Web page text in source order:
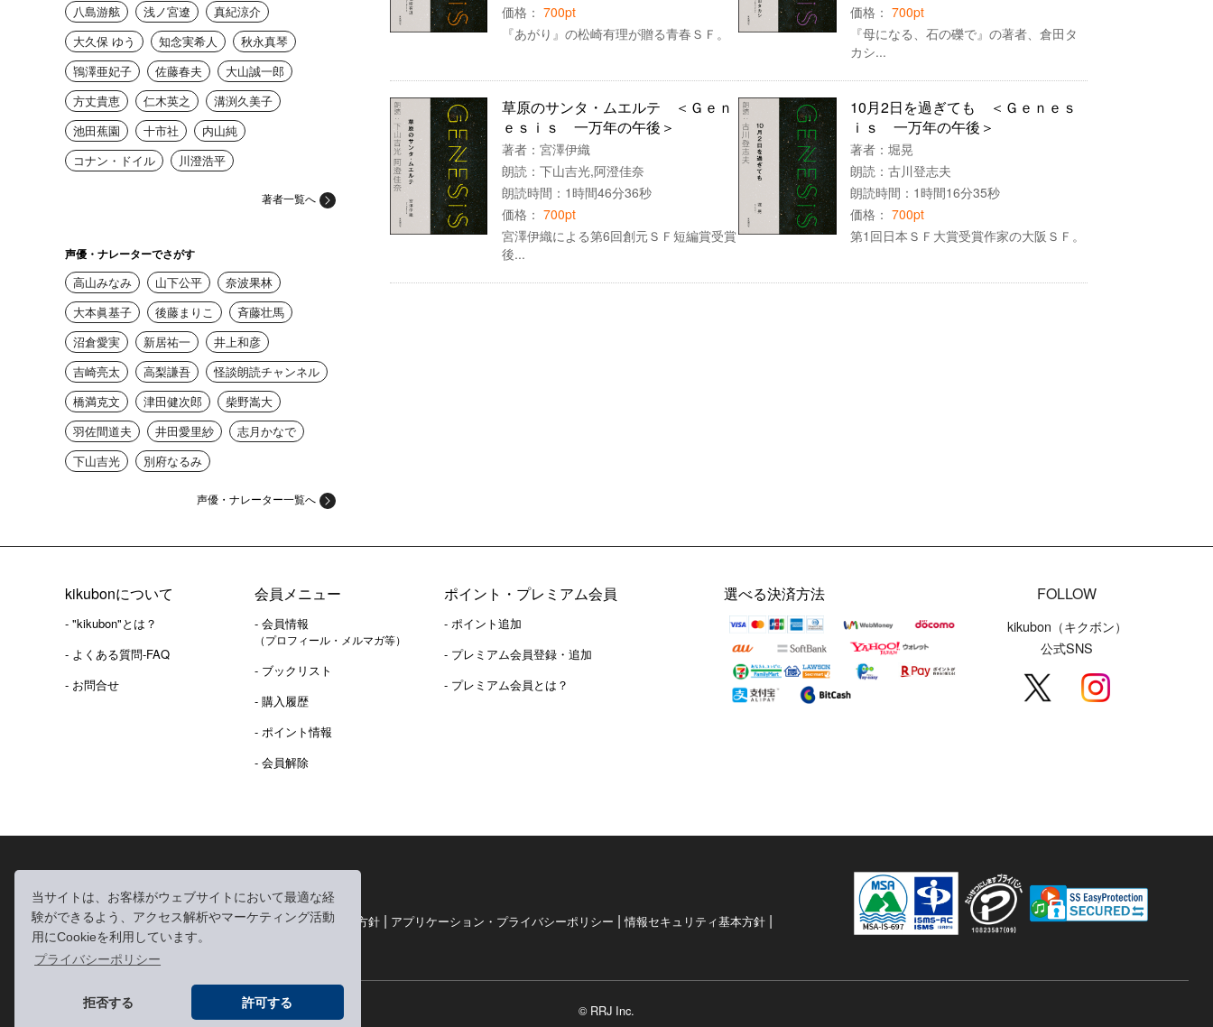
当サイトは、お客様がウェブサイトにおいて最適な経
験ができるよう、アクセス解析やマーケティング活動
用にCookieを利用しています。
プライバシーポリシー
拒否する 許可する
八島游舷
浅ノ宮遼
真紀涼介
大久保 ゆう
知念実希人
秋永真琴
鴇澤亜妃子
佐藤春夫
大山誠一郎
方丈貴恵
仁木英之
溝渕久美子
池田蕉園
十市社
内山純
コナン・ドイル
川澄浩平
著者一覧へ
声優・ナレーターでさがす
高山みなみ 山下公平
奈波果林
大本眞基子
後藤まりこ
斉藤壮馬
沼倉愛実
新居祐一
井上和彦
吉崎亮太
高梨謙吾
怪談朗読チャンネル
橋満克文
津田健次郎
柴野嵩大
羽佐間道夫
井田愛里紗
志月かなで
下山吉光
別府なるみ
声優・ナレーター一覧へ
価格： 700pt
『あがり』の松崎有理が贈る青春ＳＦ。
価格：700pt
『母になる、石の礫で』の著者、倉田タ
カシ...
草原のサンタ・ムエルテ ＜Ｇｅｎ
ｅｓｉｓ 一万年の午後＞
著者： 宮澤伊織
朗読： 下山吉光,阿澄佳奈
朗読時間：1時間46分36秒
価格： 700pt
宮澤伊織による第6回創元ＳＦ短編賞受賞
後...
10月2日を過ぎても ＜Ｇｅｎｅｓ
ｉｓ 一万年の午後＞
著者：堀晃
朗読：古川登志夫
朗読時間：1時間16分35秒
価格：700pt
第1回日本ＳＦ大賞受賞作家の大阪ＳＦ。
kikubonについて
- "kikubon"とは？
- よくある質問-FAQ
- お問合せ
会員メニュー
- 会員情報
（プロフィール・メルマガ等）
- ブックリスト
- 購入履歴
- ポイント情報
- 会員解除
ポイント・プレミアム会員
- ポイント追加
- プレミアム会員登録・追加
- プレミアム会員とは？
FOLLOW
kikubon（キクボン）
公式SNS
選べる決済方法
利用規約|個人情報の取り扱いについて| 個人情報保護方針 | アプリケーション・プライバシーポリシー |情報セキュリティ基本方針 |
特定商取引法に基づく表記
© RRJ Inc.